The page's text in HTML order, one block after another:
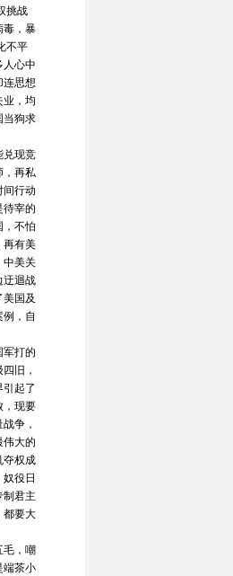
挑战
毒，暴
不平
人心中
连思想
业，均
当狗求
兑现竞
，再私
间行动
待宰的
，不怕
再有美
中美关
迂迴战
美国及
例，自
军打的
旧，
引起了
，现要
争，
伟大的
夺权成
役日
制君主
都要大
毛，嘲
端茶小